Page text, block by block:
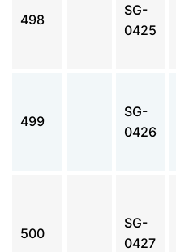
498
SG-
0425
499
SG-
0426
500
SG-
0427